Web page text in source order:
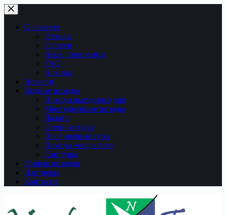
Перейти
к
сути
О проекте
Отзывы
Галерея
Наши программы
FAQ
Архивы
Новости
Водные походы
Походы выходного дня
Многодневные походы
Ладога
Осенние туры
Прогулочные туры
Походы «под ключ»
Сап туры
График походов
Партнеры
Контакты